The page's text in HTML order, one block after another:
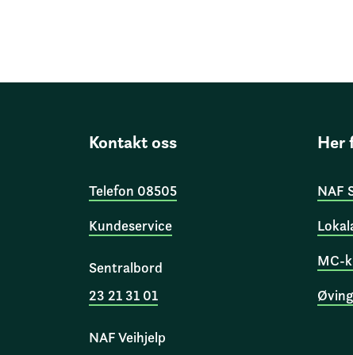
Kontakt oss
Telefon 08505
Kundeservice
Sentralbord
23 21 31 01
NAF Veihjelp
Her
NAF
MC-